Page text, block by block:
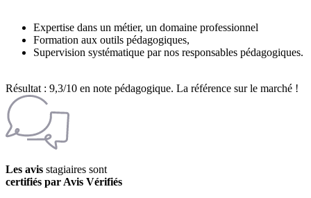
Expertise dans un métier, un domaine professionnel
Formation aux outils pédagogiques,
Supervision systématique par nos responsables pédagogiques.
Résultat : 9,3/10 en note pédagogique. La référence sur le marché !
Les avis stagiaires sont
certifiés par Avis Vérifiés